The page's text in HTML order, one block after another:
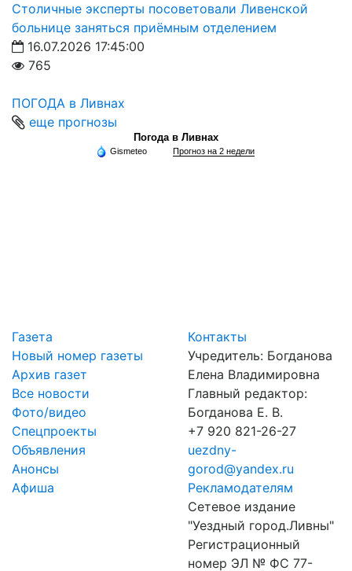
Столичные эксперты посоветовали Ливенской
больнице заняться приёмным отделением
16.07.2026 17:45:00
765
ПОГОДА в Ливнах
еще прогнозы
Погода в Ливнах
Gismeteo Прогноз на 2 недели
Газета
Новый номер газеты
Архив газет
Все новости
Фото/видео
Спецпроекты
Объявления
Анонсы
Афиша
Контакты
Учредитель: Богданова
Елена Владимировна
Главный редактор:
Богданова Е. В.
+7 920 821-26-27
uezdny-
gorod@yandex.ru
Рекламодателям
Сетевое издание
"Уездный город.Ливны"
Регистрационный
номер ЭЛ № ФС 77-